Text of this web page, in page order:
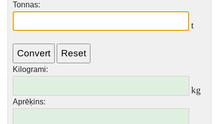
Tonnas:
t
Kilogrami:
kg
Aprēķins: